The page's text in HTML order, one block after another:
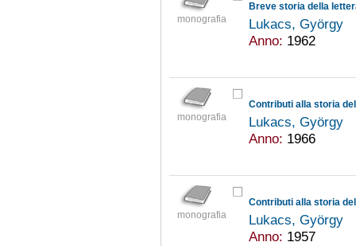
monografia
Breve storia della
Lukacs, György
Anno: 1962
monografia
Contributi alla storia
Lukacs, György
Anno: 1966
monografia
Contributi alla storia
Lukacs, György
Anno: 1957